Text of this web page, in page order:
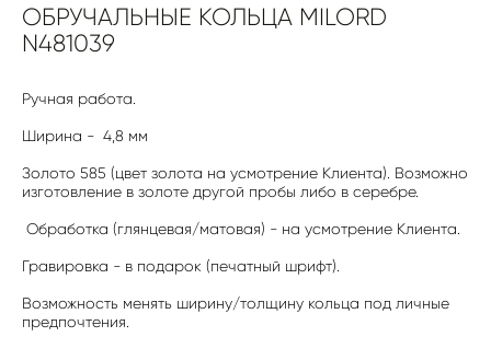
ОБРУЧАЛЬНЫЕ КОЛЬЦА MILORD
N481039
Ручная работа.
Ширина - 4,8 мм
Золото 585 (цвет золота на усмотрение Клиента). Возможно
изготовление в золоте другой пробы либо в серебре.
Обработка (глянцевая/матовая) - на усмотрение Клиента.
Гравировка - в подарок (печатный шрифт).
Возможность менять ширину/толщину кольца под личные
предпочтения.